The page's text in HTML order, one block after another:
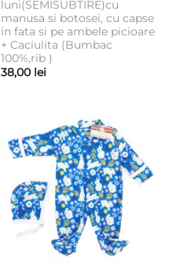
luni(SEMISUBTIRE)cu
manusa si botosei, cu capse
in fata si pe ambele picioare
+ Caciulita (Bumbac
100%,rib )
38,00 lei